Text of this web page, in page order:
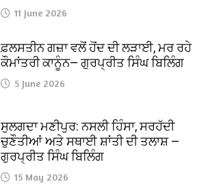
11 June 2026
ਫ਼ਲਸਤੀਨ ਗਜ਼ਾ ਵਲੋਂ ਹੋਂਦ ਦੀ ਲੜਾਈ, ਮਰ ਰਹੇ
ਕੌਮਾਂਤਰੀ ਕਾਨੂੰਨ— ਗੁਰਪ੍ਰੀਤ ਸਿੰਘ ਬਿਲਿੰਗ
5 June 2026
ਸੁਲਗਦਾ ਮਣੀਪੁਰ: ਨਸਲੀ ਹਿੰਸਾ, ਸਰਹੱਦੀ
ਚੁਣੌਤੀਆਂ ਅਤੇ ਸਥਾਈ ਸ਼ਾਂਤੀ ਦੀ ਤਲਾਸ਼ —
ਗੁਰਪ੍ਰੀਤ ਸਿੰਘ ਬਿਲਿੰਗ
15 May 2026